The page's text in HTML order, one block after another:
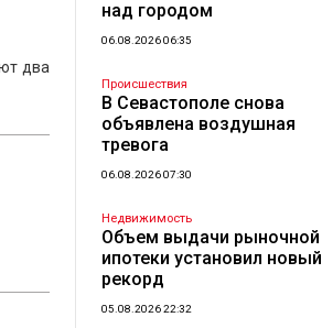
два
над городом
06.08.2026 06:35
Происшествия
В Севастополе снова
объявлена воздушная
тревога
06.08.2026 07:30
Недвижимость
Объем выдачи рыночной
ипотеки установил новый
рекорд
05.08.2026 22:32